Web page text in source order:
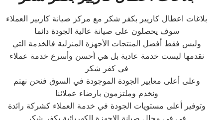
بلاغات اعطال كاريير بكفر شكر مع مركز صيانة كاريير العملاء
سوف يحصلون على صيانة عالية الجودة دائما
وليس فقط أفضل المنتجات الأجهزة المنزلية فالخدمة التي
نقدمها ليست خدمة عادية بل هي أحسن وأسرع خدمة عملاء
في كفر شكر
وعلى أعلى معايير الجودة الموجودة في السوق فنحن نهتم
ونخدم وملتزمون بارضاء عملائنا
وتوفير أعلى مستويات الجودة في خدمة العملاء كشركة رائدة
في في مجال صيانة الاجهزة الكهربائية بكفر شكر